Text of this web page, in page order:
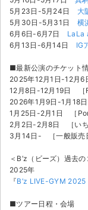
5月23日-5月24日 大
5月30日-5月31日 横
6月6日-6月7日 LaLa
6月13日-6月14日 IG
■最新公演のチケット
2025年12月1日-12月6
12月8日-12月19日 ［
2026年1月9日-1月18
1月25日-2月1日 ［
2月2日-2月8日 ［いち
3月14日- ［一般販売
＜B’z（ビーズ）過去
2025年
『B’z LIVE-GYM
■ツアー日程・会場